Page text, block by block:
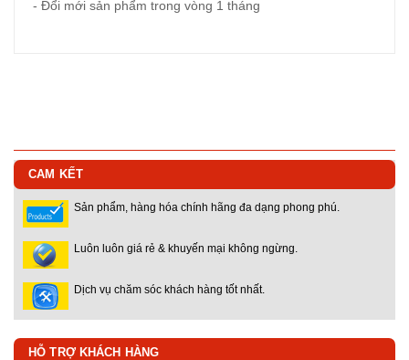
- Đổi mới sản phẩm trong vòng 1 tháng
CAM KẾT
Sản phẩm, hàng hóa chính hãng đa dạng phong phú.
Luôn luôn giá rẻ & khuyến mại không ngừng.
Dịch vụ chăm sóc khách hàng tốt nhất.
HỖ TRỢ KHÁCH HÀNG